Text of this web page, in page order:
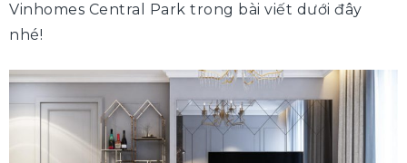
Vinhomes Central Park trong bài viết dưới đây
nhé!